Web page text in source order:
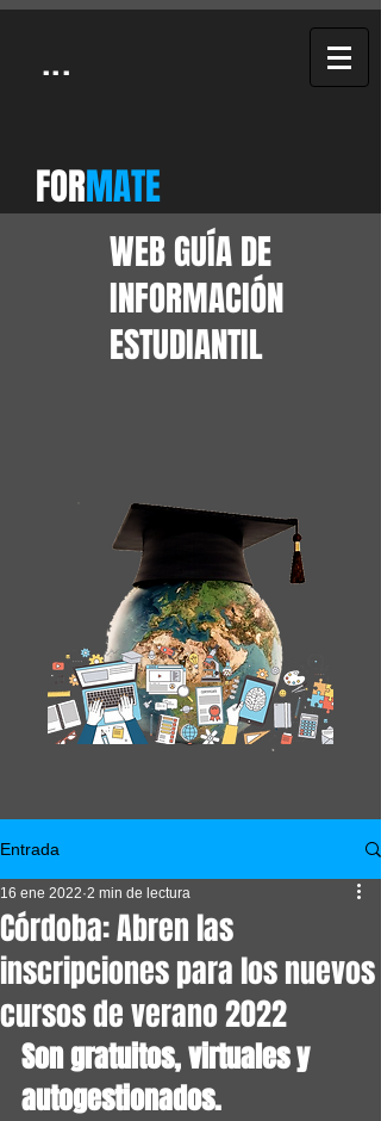
...
FORMATE
WEB GUÍA DE
INFORMACIÓN
ESTUDIANTIL
Entrada
Córdoba: Abren las
inscripciones para los nuevos
cursos de verano 2022
16 ene 2022 2 min de lectura
Son gratuitos, virtuales y
autogestionados.